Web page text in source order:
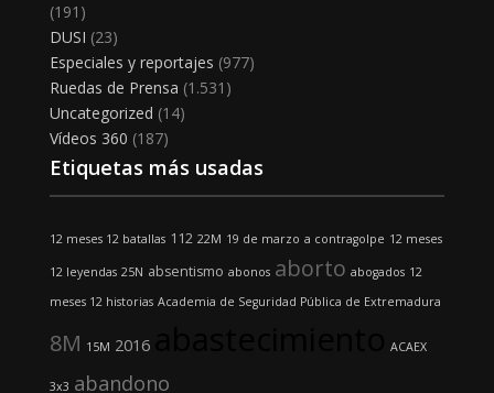
(191)
DUSI (23)
Especiales y reportajes (977)
Ruedas de Prensa (1.531)
Uncategorized (14)
Vídeos 360 (187)
Etiquetas más usadas
12 meses 12 batallas 112 22M 19 de marzo a contragolpe 12 meses
12 leyendas 25N absentismo abonos aborto abogados 12
meses 12 historias Academia de Seguridad Pública de Extremadura
8M 15M 2016 ACAEX
3x3 abandono